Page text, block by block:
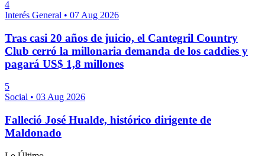
4
Interés General • 07 Aug 2026
Tras casi 20 años de juicio, el Cantegril Country
Club cerró la millonaria demanda de los caddies y
pagará US$ 1,8 millones
5
Social • 03 Aug 2026
Falleció José Hualde, histórico dirigente de
Maldonado